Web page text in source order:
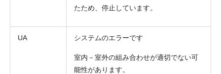
たため、停止しています。
UA システムのエラーです
室内－室外の組み合わせが適切でない可
能性があります。